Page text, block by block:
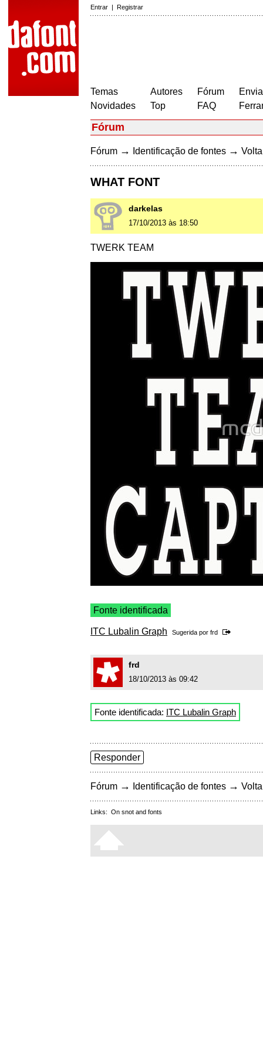
Entrar | Registrar
Temas
Novidades
Autores
Top
Fórum
FAQ
Fórum
Fórum → Identificação de fontes →
WHAT FONT
darkelas
17/10/2013 às 18:50
TWERK TEAM
Fonte identificada
ITC Lubalin Graph Sugerida por frd
frd
18/10/2013 às 09:42
Fonte identificada: ITC Lubalin Graph
Responder
Fórum → Identificação de fontes →
Links: On snot and fonts